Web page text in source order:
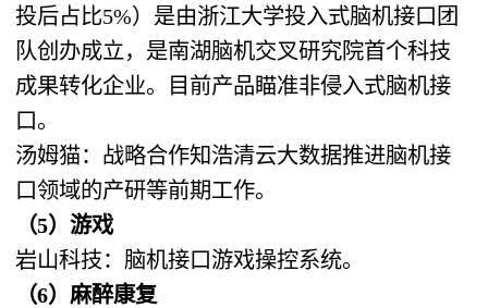
投后占比5%）是由浙江大学投入式脑机接口团
队创办成立，是南湖脑机交叉研究院首个科技
成果转化企业。目前产品瞄准非侵入式脑机接
口。
汤姆猫：战略合作知浩清云大数据推进脑机接
口领域的产研等前期工作。
（5）游戏
岩山科技：脑机接口游戏操控系统。
（6）麻醉康复